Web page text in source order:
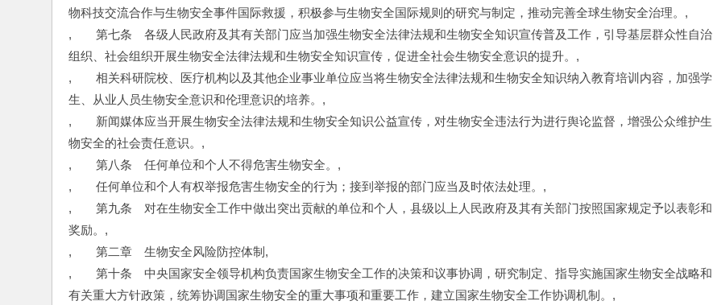
物科技交流合作与生物安全事件国际救援，积极参与生物安全国际规则的研究与制定，推动完善全球生物安全治理。,
,　　第七条　各级人民政府及其有关部门应当加强生物安全法律法规和生物安全知识宣传普及工作，引导基层群众性自治
组织、社会组织开展生物安全法律法规和生物安全知识宣传，促进全社会生物安全意识的提升。,
,　　相关科研院校、医疗机构以及其他企业事业单位应当将生物安全法律法规和生物安全知识纳入教育培训内容，加强学
生、从业人员生物安全意识和伦理意识的培养。,
,　　新闻媒体应当开展生物安全法律法规和生物安全知识公益宣传，对生物安全违法行为进行舆论监督，增强公众维护生
物安全的社会责任意识。,
,　　第八条　任何单位和个人不得危害生物安全。,
,　　任何单位和个人有权举报危害生物安全的行为；接到举报的部门应当及时依法处理。,
,　　第九条　对在生物安全工作中做出突出贡献的单位和个人，县级以上人民政府及其有关部门按照国家规定予以表彰和
奖励。,
,　　第二章　生物安全风险防控体制,
,　　第十条　中央国家安全领导机构负责国家生物安全工作的决策和议事协调，研究制定、指导实施国家生物安全战略和
有关重大方针政策，统筹协调国家生物安全的重大事项和重要工作，建立国家生物安全工作协调机制。,